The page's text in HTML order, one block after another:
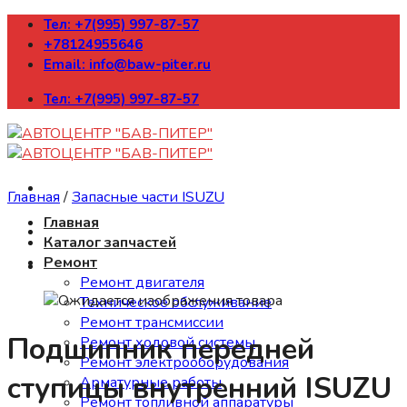
Skip
content
Тел: +7(995) 997-87-57
+78124955646
Email: info@baw-piter.ru
Тел: +7(995) 997-87-57
Главная
Каталог запчастей
Ремонт
Ремонт двигателя
Техническое обслуживание
Ремонт трансмиссии
Ремонт ходовой системы
Ремонт электрооборудования
Арматурные работы
Ремонт топливной аппаратуры
Главная /Запасные части ISUZU
Подшипник передней
ступицы внутренний ISUZU